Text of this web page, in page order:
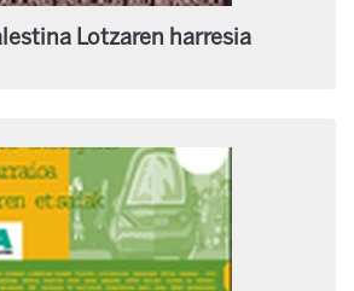
Lotzaren harresia